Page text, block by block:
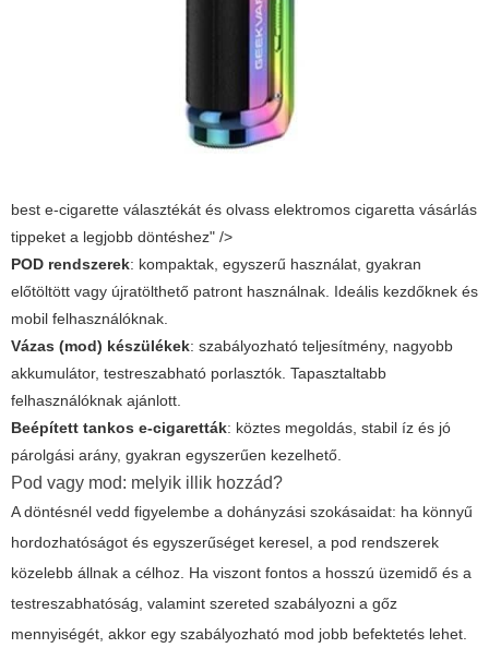
best e-cigarette választékát és olvass elektromos cigaretta vásárlás
tippeket a legjobb döntéshez" />
POD rendszerek: kompaktak, egyszerű használat, gyakran
előtöltött vagy újratölthető patront használnak. Ideális kezdőknek és
mobil felhasználóknak.
Vázas (mod) készülékek: szabályozható teljesítmény, nagyobb
akkumulátor, testreszabható porlasztók. Tapasztaltabb
felhasználóknak ajánlott.
Beépített tankos e-cigaretták: köztes megoldás, stabil íz és jó
párolgási arány, gyakran egyszerűen kezelhető.
Pod vagy mod: melyik illik hozzád?
A döntésnél vedd figyelembe a dohányzási szokásaidat: ha könnyű
hordozhatóságot és egyszerűséget keresel, a pod rendszerek
közelebb állnak a célhoz. Ha viszont fontos a hosszú üzemidő és a
testreszabhatóság, valamint szereted szabályozni a gőz
mennyiségét, akkor egy szabályozható mod jobb befektetés lehet.